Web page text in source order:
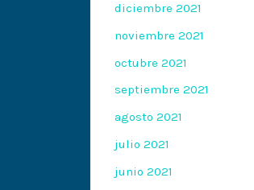
diciembre 2021
noviembre 2021
octubre 2021
septiembre 2021
agosto 2021
julio 2021
junio 2021